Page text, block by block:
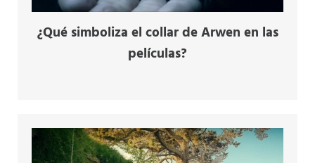
¿Qué simboliza el collar de Arwen en las
películas?